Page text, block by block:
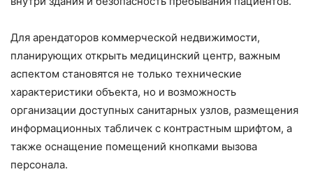
Для арендаторов коммерческой недвижимости,
планирующих открыть медицинский центр, важным
аспектом становятся не только технические
характеристики объекта, но и возможность
организации доступных санитарных узлов, размещения
информационных табличек с контрастным шрифтом, а
также оснащение помещений кнопками вызова
персонала.